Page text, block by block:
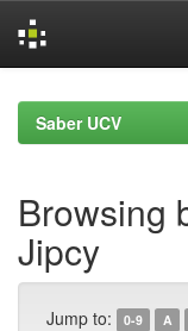
navigationSaber UCV
Browsing
Jipcy
Jump to: 0-9 A